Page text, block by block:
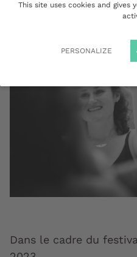
This site uses cookies and
PERSONALIZE
Dans le cadre du